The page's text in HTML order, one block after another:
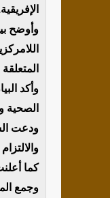
وأوضح
وأكد
الصحية
ودعت
كما
وجمع